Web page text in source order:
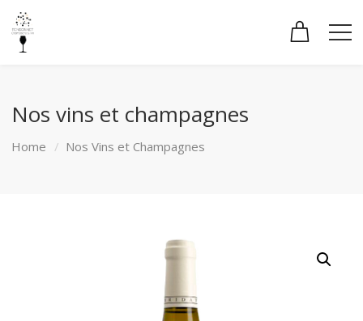
Nos vins et champagnes
Home Nos Vins et Champagnes